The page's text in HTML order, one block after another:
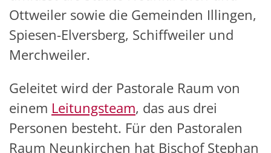
Ottweiler sowie die Gemeinden Illingen,
Spiesen-Elversberg, Schiffweiler und
Merchweiler.
Geleitet wird der Pastorale Raum von
einem Leitungsteam, das aus drei
Personen besteht. Für den Pastoralen
Raum Neunkirchen hat Bischof Stephan